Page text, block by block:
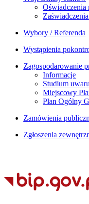
Wybory / Referenda
Wystąpienia
Zagospodarowanie
Informacje
Studium
Miejscowy
Plan Ogólny
Zamówienia
Zgłoszenia